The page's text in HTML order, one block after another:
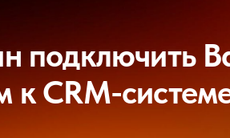
подключить
к CRM-